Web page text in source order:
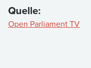
Quelle:
Open Parliament TV